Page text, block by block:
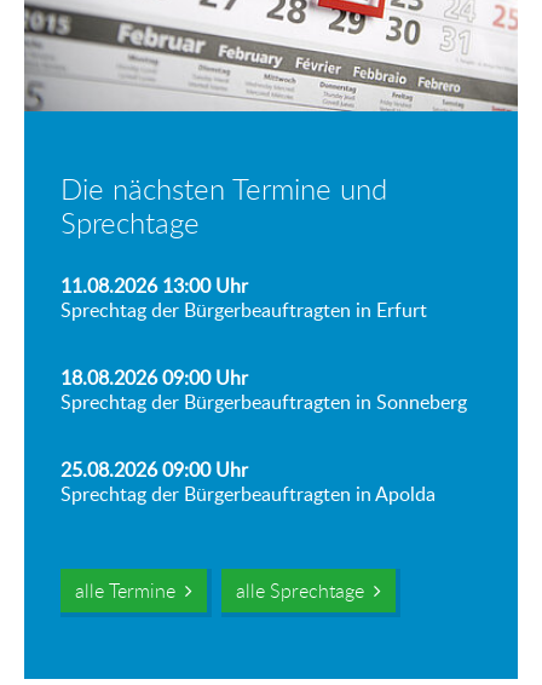
Die nächsten Termine und
Sprechtage
11.08.2026 13:00Uhr
Sprechtag der Bürgerbeauftragten in Erfurt
18.08.2026 09:00Uhr
Sprechtag der Bürgerbeauftragten in Sonneberg
25.08.2026 09:00Uhr
Sprechtag der Bürgerbeauftragten in Apolda
alle Termine alle Sprechtage